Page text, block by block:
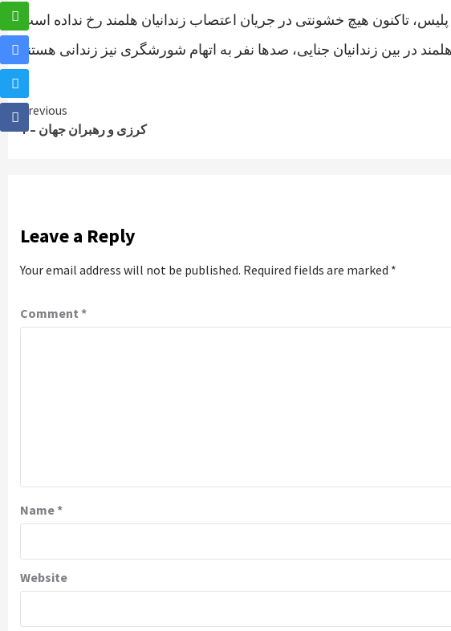
Continue
Reading
Previous
کرزی و رهبران جهان – ۱
Leave a Reply
Your email address will not be published. Required fields are marked *
Comment *
Name*
Website